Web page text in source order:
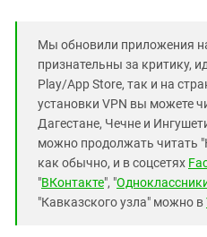
Мы обновили приложения
признательны за критику,
Play/App Store, так и на
установки VPN вы можете
Дагестане, Чечне и
можно продолжать читать
как обычно, и в соцсетях
"ВКонтакте", "
"Кавказского узла" можно в